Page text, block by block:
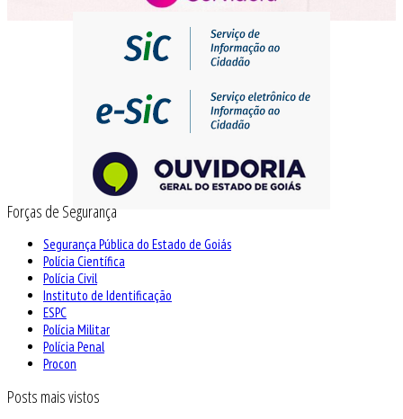
Forças de Segurança
Segurança Pública do Estado de Goiás
Polícia Científica
Polícia Civil
Instituto de Identificação
ESPC
Polícia Militar
Polícia Penal
Procon
Posts mais vistos